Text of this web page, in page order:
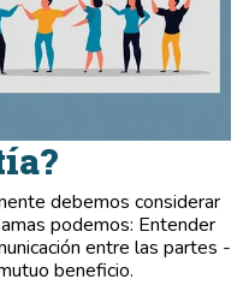
debemos considerar
podemos: Entender
entre las partes -
beneficio.